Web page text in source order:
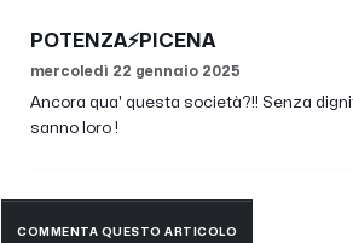
POTENZA⚡PICENA
mercoledì 22 gennaio 2025
Ancora qua' questa società?!! Senza
sanno loro !
COMMENTA QUESTO ARTICOLO